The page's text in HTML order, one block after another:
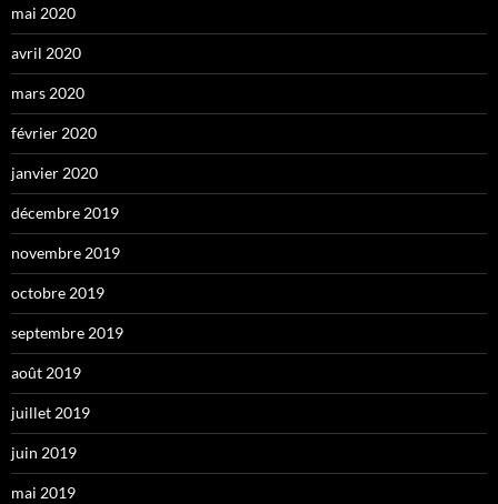
mai 2020
avril 2020
mars 2020
février 2020
janvier 2020
décembre 2019
novembre 2019
octobre 2019
septembre 2019
août 2019
juillet 2019
juin 2019
mai 2019